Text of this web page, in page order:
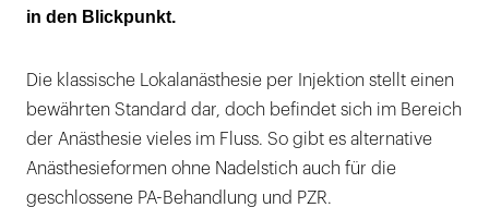
in den Blickpunkt.
Die klassische Lokalanästhesie per Injektion stellt einen
bewährten Standard dar, doch befindet sich im Bereich
der Anästhesie vieles im Fluss. So gibt es alternative
Anästhesieformen ohne Nadelstich auch für die
geschlossene PA-Behandlung und PZR.